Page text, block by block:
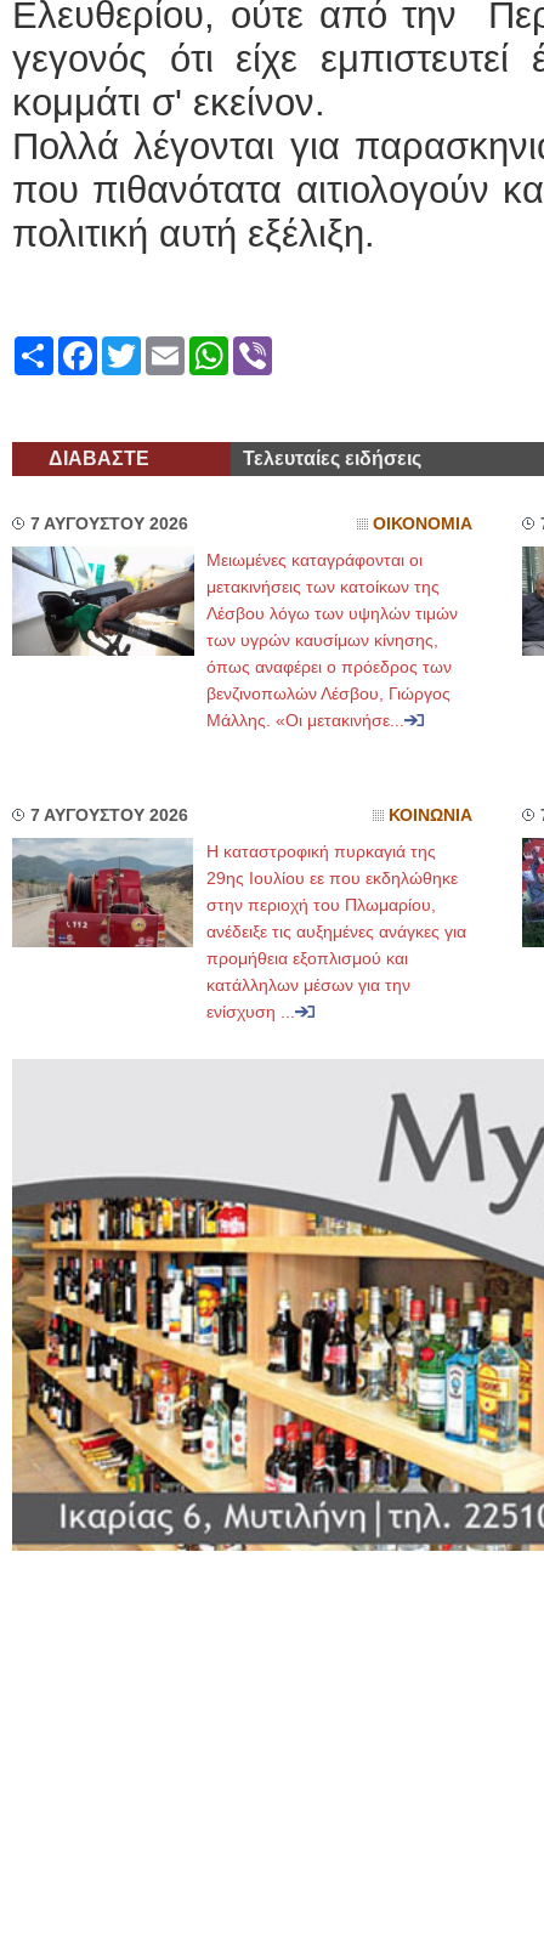
Ελευθερίου, ούτε από την
γεγονός ότι είχε εμπιστευτεί
κομμάτι σ' εκείνον.
Πολλά λέγονται για
που πιθανότατα αιτιολογούν
πολιτική αυτή εξέλιξη.
ShareFacebook
TwitterEmailWhatsApp
ΔΙΑΒΑΣΤΕ Τελευταίες ειδήσεις
7 ΑΥΓΟΥΣΤΟΥ 2026 ΟΙΚΟΝΟΜΙΑ
Μειωμένες καταγράφονται οι
μετακινήσεις των κατοίκων της
Λέσβου λόγω των υψηλών τιμών
των υγρών καυσίμων κίνησης,
όπως αναφέρει ο πρόεδρος των
βενζινοπωλών Λέσβου, Γιώργος
Μάλλης. «Οι μετακινήσε...
7 ΑΥΓΟΥΣΤΟΥ 2026 ΚΟΙΝΩΝΙΑ
Η καταστροφική πυρκαγιά της
29ης Ιουλίου εε που εκδηλώθηκε
στην περιοχή του Πλωμαρίου,
ανέδειξε τις αυξημένες ανάγκες για
προμήθεια εξοπλισμού και
κατάλληλων μέσων για την
ενίσχυση ...